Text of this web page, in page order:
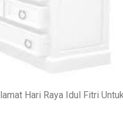
Hari Raya Idul Fitri